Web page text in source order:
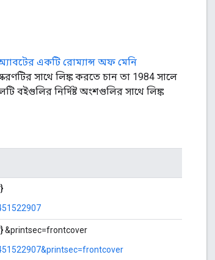
একটি রোম্যান্স অফ মেনি
সাথে লিঙ্ক করতে চান তা 1984 সালে
বইগুলির নির্দিষ্ট অংশগুলির সাথে লিঙ্ক
&printsec=frontcover